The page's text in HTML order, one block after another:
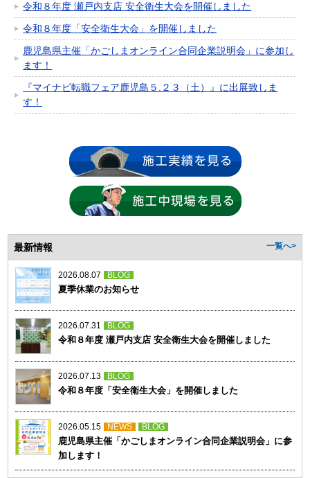
令和８年度 瀬戸内支店 安全衛生大会を開催しました
令和８年度「安全衛生大会」を開催しました
鹿児島県主催「かごしまオンライン合同企業説明会」に参加し
ます！
『マイナビ転職フェア鹿児島５.２３（土）』に出展致しま
す！
最新情報 一覧へ>
2026.08.07 BLOG
夏季休業のお知らせ
2026.07.31 BLOG
令和８年度 瀬戸内支店 安全衛生大会を開催しました
2026.07.13 BLOG
令和８年度「安全衛生大会」を開催しました
2026.05.15 NEWS BLOG
鹿児島県主催「かごしまオンライン合同企業説明会」に参
加します！